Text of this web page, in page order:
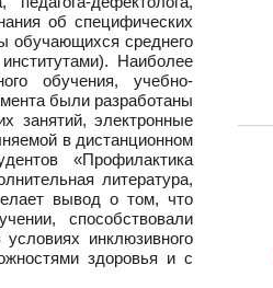
об специфических
обучающихся среднего
Наиболее
обучения, учебно-
были разработаны
занятий, электронные
в дистанционном
«Профилактика
литература,
вывод о том, что
способствовали
инклюзивного
здоровья и с